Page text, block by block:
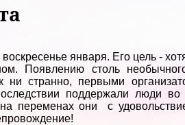
января. Его цель -
Появлению столь
странно, первыми
поддержали люди
переменах они с